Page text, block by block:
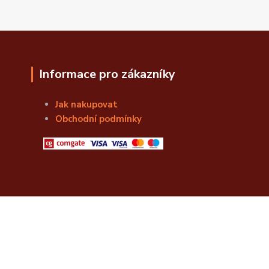
Informace pro zákazníky
Jak nakupovat
Obchodní podmínky